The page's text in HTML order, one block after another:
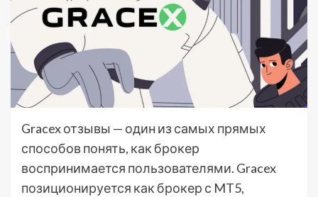
Gracex отзывы — один из самых прямых
способов понять, как брокер
воспринимается пользователями. Gracex
позиционируется как брокер с MT5,